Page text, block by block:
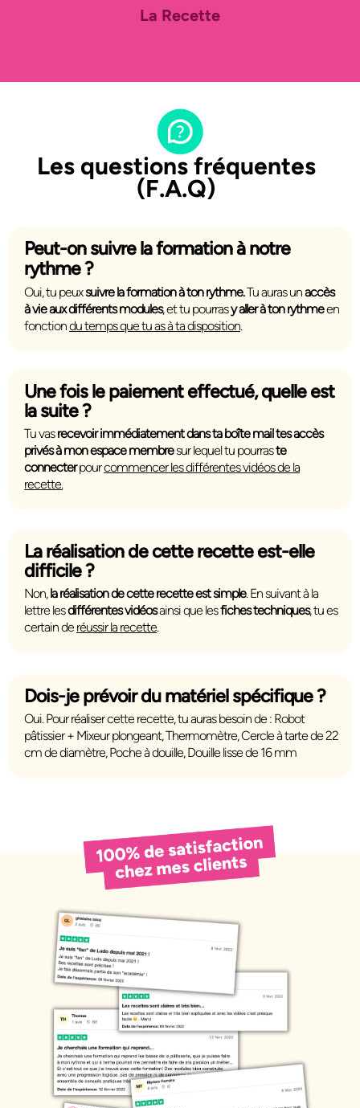
La Recette
Les questions fréquentes
(F.A.Q)
Peut-on suivre la formation à notre
rythme ?
Oui, tu peuxsuivre la formation à ton rythme.Tu auras unaccès
à vie aux différents modules, et tu pourrasy aller à ton rythmeen
fonctiondu temps que tu as à ta disposition.
Une fois le paiement effectué, quelle est
la suite ?
Tu vasrecevoir immédiatement dans ta boîte mail tes accès
privés à mon espace membresur lequel tu pourraste
connecterpourcommencer les différentes vidéos de la
recette.
La réalisation de cette recette est-elle
difficile ?
Non,la réalisation de cette recette est simple. En suivant à la
lettre lesdifférentes vidéosainsi que lesfiches techniques, tu es
certain de réussir la recette.
Dois-je prévoir du matériel spécifique ?
Oui. Pour réaliser cette recette, tu auras besoin de : Robot
pâtissier + Mixeur plongeant, Thermomètre, Cercle à tarte de 22
cm de diamètre, Poche à douille, Douille lisse de 16 mm